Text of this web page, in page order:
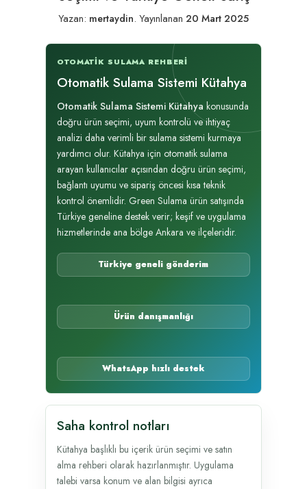
Yazan: mertaydin. Yayınlanan 20 Mart 2025
OTOMATIK SULAMA REHBERI
Otomatik Sulama Sistemi Kütahya
Otomatik Sulama Sistemi Kütahya konusunda
doğru ürün seçimi, uyum kontrolü ve ihtiyaç
analizi daha verimli bir sulama sistemi kurmaya
yardımcı olur. Kütahya için otomatik sulama
arayan kullanıcılar açısından doğru ürün seçimi,
bağlantı uyumu ve sipariş öncesi kısa teknik
kontrol önemlidir. Green Sulama ürün satışında
Türkiye geneline destek verir; keşif ve uygulama
hizmetlerinde ana bölge Ankara ve ilçeleridir.
Türkiye geneli gönderim
Ürün danışmanlığı
WhatsApp hızlı destek
Saha kontrol notları
Kütahya başlıklı bu içerik ürün seçimi ve satın
alma rehberi olarak hazırlanmıştır. Uygulama
talebi varsa konum ve alan bilgisi ayrıca